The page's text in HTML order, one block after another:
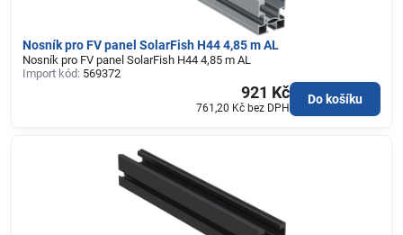
Nosník pro FV panel SolarFish H44 4,85 m AL
Nosník pro FV panel SolarFish H44 4,85 m AL
Import kód: 569372
921 Kč
761,20 Kč bez DPH
Do košíku